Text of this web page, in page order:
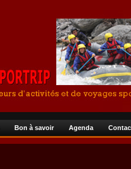
Bon à savoir Agenda